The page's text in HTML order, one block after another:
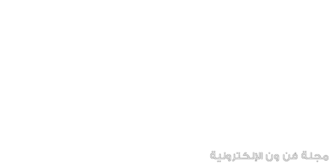
مجلة فن ون الإلكترونية